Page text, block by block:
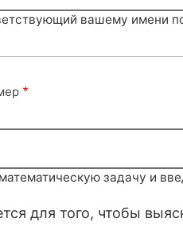
вашему имени
задачу и
для того, чтобы